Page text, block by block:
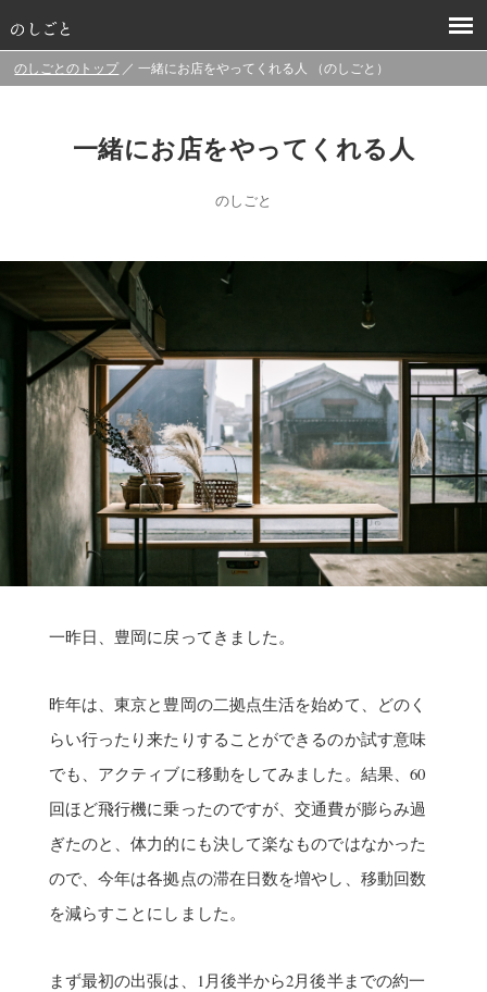
のしごとのトップ ／ 一緒にお店をやってくれる人 （のしごと）
一緒にお店をやってくれる人
のしごと
一昨日、豊岡に戻ってきました。
昨年は、東京と豊岡の二拠点生活を始めて、どのく
らい行ったり来たりすることができるのか試す意味
でも、アクティブに移動をしてみました。結果、60
回ほど飛行機に乗ったのですが、交通費が膨らみ過
ぎたのと、体力的にも決して楽なものではなかった
ので、今年は各拠点の滞在日数を増やし、移動回数
を減らすことにしました。
まず最初の出張は、1月後半から2月後半までの約一